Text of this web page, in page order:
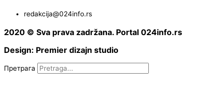
redakcija@024info.rs
2020 © Sva prava zadržana. Portal 024info.rs
Design: Premier dizajn studio
Претрага